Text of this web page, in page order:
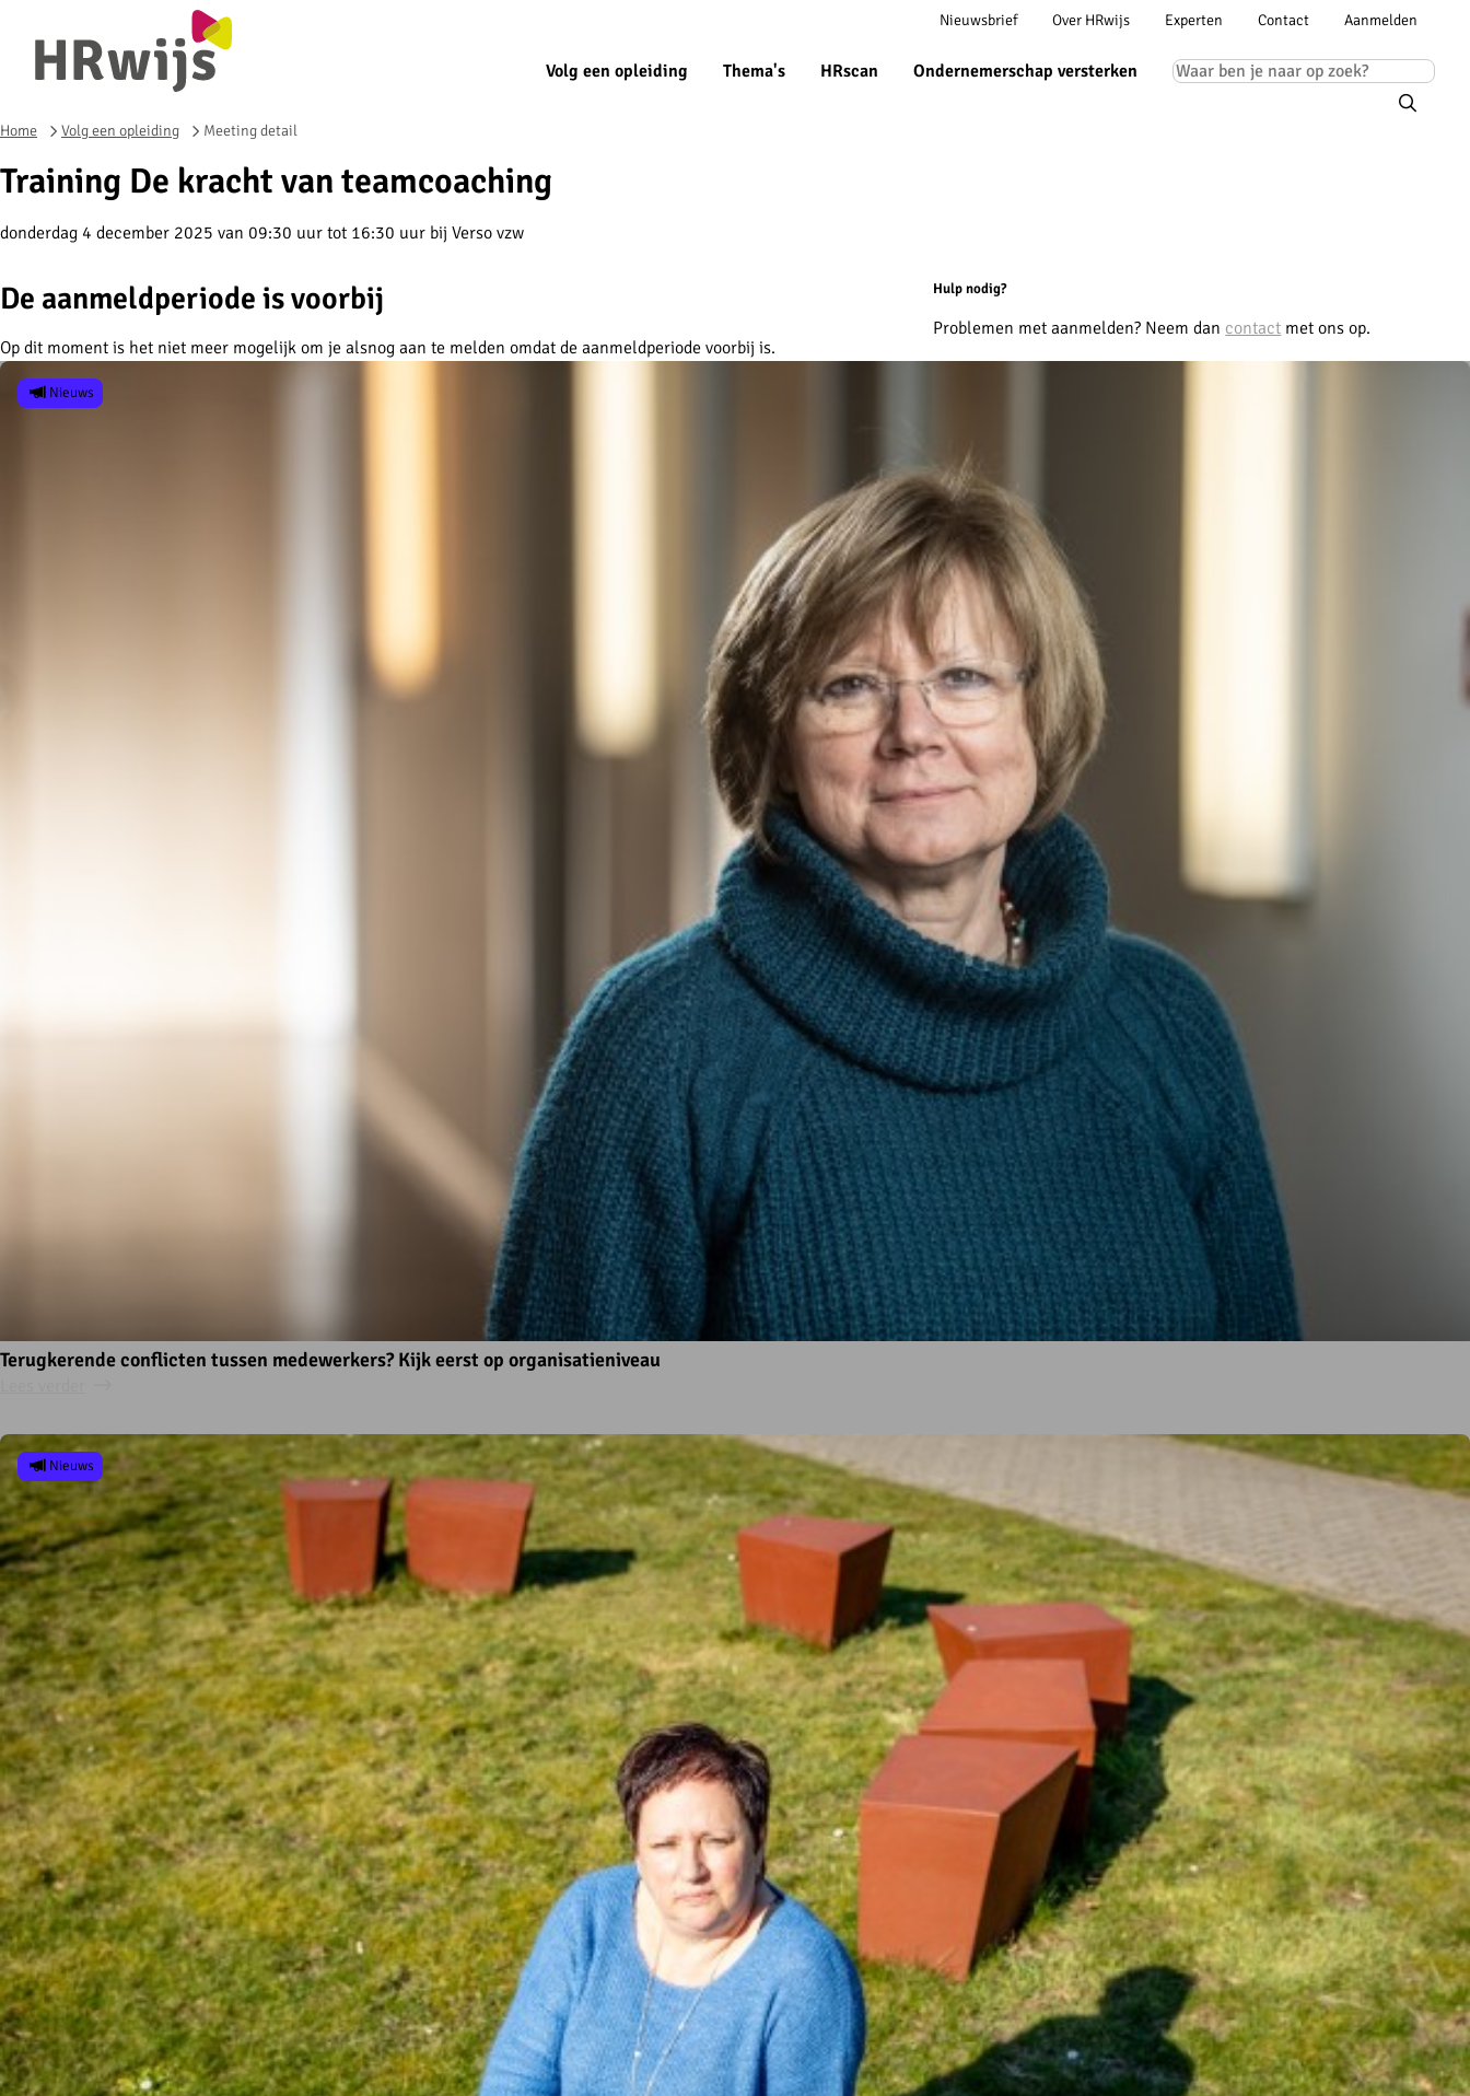
navigation
Volg een opleiding Thema's HRscan Ondernemerschap versterken
Meta
Nieuwsbrief Over HRwijs Experten Contact
Account
Aanmelden
Home Volg een opleiding Meeting detail
Training De kracht van teamcoaching
donderdag 4 december 2025 van 09:30 uur tot 16:30 uur bij Verso vzw
De aanmeldperiode is voorbij
Op dit moment is het niet meer mogelijk om je alsnog aan te melden omdat de aanmeldperiode voorbij is.
Hulp nodig?
Problemen met aanmelden? Neem dan contact met ons op.
Terugkerende conflicten tussen medewerkers? Kijk eerst op organisatieniveau
Nieuws
Nieuws